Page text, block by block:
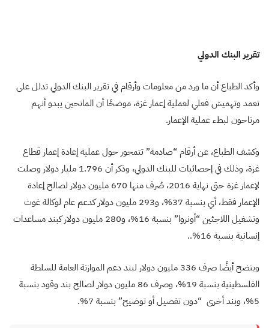
تقرير البنك الدولي
وأكد الطباع أن ما ورد من معلومات وأرقام في تقرير البنك الدولي تدلل على
تعمد وتهميش فعلي لعملية إعمار غزة، موضحًا أن المانحين يبدو أنهم
مرتاحون لبطء عملية الإعمار.
وكشف الطباع، عن أرقام “صادمة” تتمحور حول عملية إعادة إعمار قطاع
غزة، وذلك في إحصائيات للبنك الدولي، وذكر أن 1.796 مليار دولار وصلت
لإعمار غزة حتى نهاية 2016، صُرف منها 670 مليون دولار لصالح إعادة
الإعمار فقط، أي بنسبة 37%، و293 مليون دولار كدعم عام لوكالة غوث
وتشغيل اللاجئين “أونروا” بنسبة 16%، و280 مليون دولار كبند مساعدات
إنسانية بنسبة 16
%..
ويتضح أيضًا صرف 336 مليون دولار لبند دعم الموازنة العامة للسلطة
الفلسطينية بنسبة 19%، وصرف 86 مليون دولار لصالح بند وقود بنسبة
5%، وبند أخرى “دون تفصيل أو توضيح” بنسبة 7
%.